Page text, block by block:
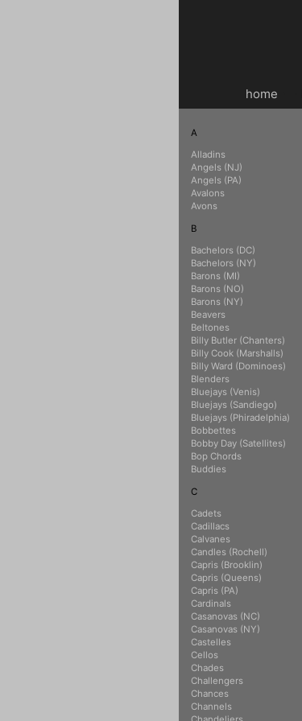
home
A
Alladins
Angels (NJ)
Angels (PA)
Avalons
Avons
B
Bachelors (DC)
Bachelors (NY)
Barons (MI)
Barons (NO)
Barons (NY)
Beavers
Beltones
Billy Butler (Chanters)
Billy Cook (Marshalls)
Billy Ward (Dominoes)
Blenders
Bluejays (Venis)
Bluejays (Sandiego)
Bluejays (Phiradelphia)
Bobbettes
Bobby Day (Satellites)
Bop Chords
Buddies
C
Cadets
Cadillacs
Calvanes
Candles (Rochell)
Capris (Brooklin)
Capris (Queens)
Capris (PA)
Cardinals
Casanovas (NC)
Casanovas (NY)
Castelles
Cellos
Chades
Challengers
Chances
Channels